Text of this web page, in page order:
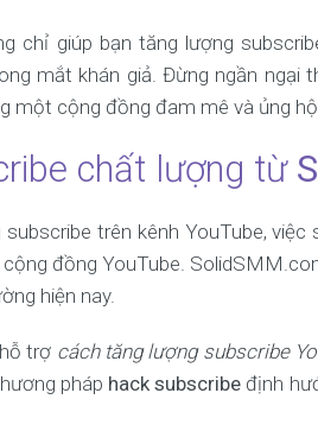
chỉ giúp bạn tăng lượng
mắt khán giả. Đừng ngần ngại
một cộng đồng đam mê và ủng
chất lượng từ
trên kênh YouTube, việc
đồng YouTube.
hiện nay.
trợ cách tăng lượng subscribe
pháp hack subscribe định